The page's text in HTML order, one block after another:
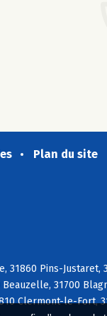
Plan du site
31860 Pins-Justaret,
31700
Clermont-le-Fort,